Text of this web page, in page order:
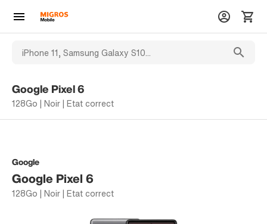
Google Pixel 6
128Go | Noir | Etat correct
Google
Google Pixel 6
128Go | Noir | Etat correct